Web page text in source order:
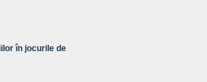
în jocurile de